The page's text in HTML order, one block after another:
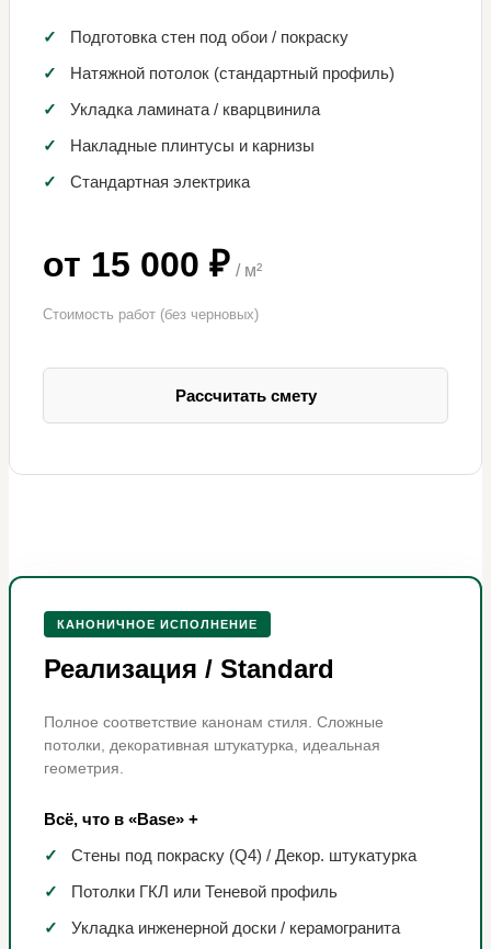
✓
Подготовка стен под обои / покраску
✓
Натяжной потолок (стандартный профиль)
✓
Укладка ламината / кварцвинила
✓
Накладные плинтусы и карнизы
✓
Стандартная электрика
от 15 000 ₽ / м²
Стоимость работ (без черновых)
Рассчитать смету
КАНОНИЧНОЕ ИСПОЛНЕНИЕ
Реализация / Standard
Полное соответствие канонам стиля. Сложные
потолки, декоративная штукатурка, идеальная
геометрия.
Всё, что в «Base» +
✓
Стены под покраску (Q4) / Декор. штукатурка
✓
Потолки ГКЛ или Теневой профиль
✓
Укладка инженерной доски / керамогранита